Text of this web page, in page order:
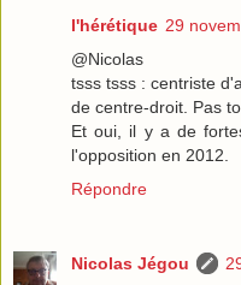
l'hérétique 29
@Nicolas
tsss tsss : centriste
de centre-droit. Pas
Et oui, il y a de
l'opposition en 2012.
Répondre
Nicolas Jégou